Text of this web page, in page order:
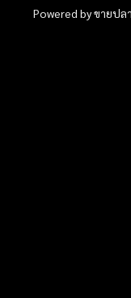
Powered by ขายป